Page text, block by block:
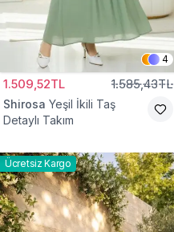
4
1.509,52TL 1.585,43TL
Shirosa Yeşil İkili Taş
Detaylı Takım
Ücretsiz Kargo